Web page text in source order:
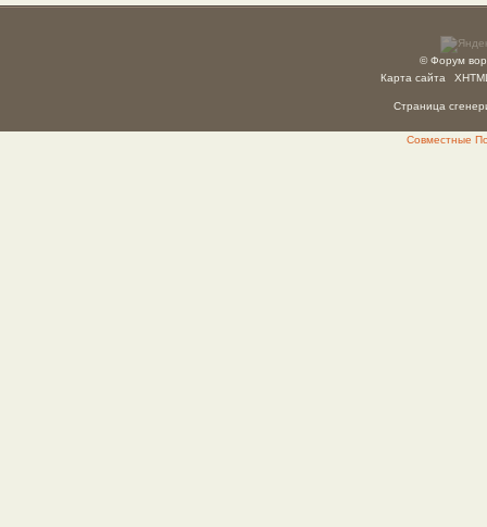
© Форум
Карта сайта
Страница
Совместные